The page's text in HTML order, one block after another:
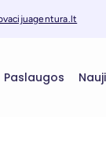
Paslaugos